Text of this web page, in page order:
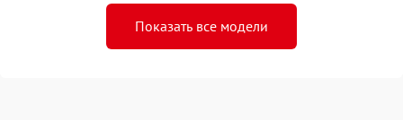
Показать все модели